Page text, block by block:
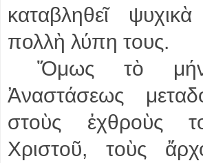
καταβληθεῖ
πολλὴ λύπη τους.
Ὅμως τὸ
Ἀναστάσεως
στοὺς ἐχθροὺς
Χριστοῦ, τοὺς